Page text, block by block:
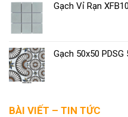
Gạch Vỉ Rạn
Gạch 50x50 PDSG
BÀI VIẾT – TIN TỨC